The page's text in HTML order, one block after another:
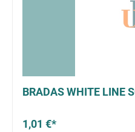
BRADAS WHITE LINE
1,01 €*